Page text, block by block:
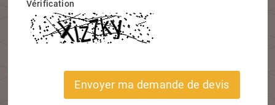
Vérification
Envoyer ma demande de devis